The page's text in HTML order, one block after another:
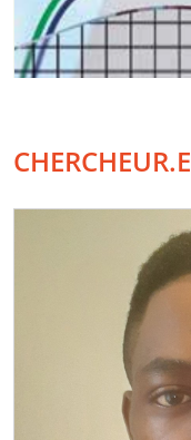
CHERCHEUR.E